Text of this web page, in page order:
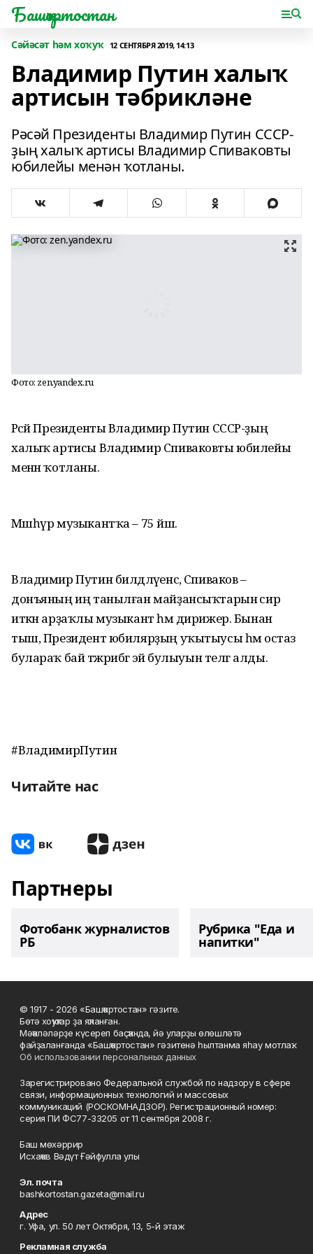
Башҡортостан
Сәйәсәт һәм хоҡуҡ 12 СЕНТЯБРЯ 2019, 14:13
Владимир Путин халыҡ
артисын тәбрикләне
Рәсәй Президенты Владимир Путин СССР-
ҙың халыҡ артисы Владимир Спиваковты
юбилейы менән ҡотланы.
Фото: zen.yandex.ru
Рәсәй Президенты Владимир Путин СССР-ҙың
халыҡ артисы Владимир Спиваковты юбилейы
менән ҡотланы.
Мәшһүр музыкантҡа – 75 йәш.
Владимир Путин билдәләүенсә, Спиваков –
донъяның иң танылған майҙансыҡтарын әсир
иткән арҙаҡлы музыкант һәм дирижер. Бынан
тыш, Президент юбилярҙың уҡытыусы һәм остаз
булараҡ бай тәжрибәгә эйә булыуын телгә алды.
#ВладимирПутин
Читайте нас
Партнеры
Фотобанк журналистов
РБ
Рубрика "Еда и
напитки"
© 1917 - 2026 «Башҡортостан» гәзите.
Бөтә хоҡуҡтар ҙа яҡланған.
Мәҡәләләрҙе күсереп баҫҡанда, йә уларҙы өлөшләтә
файҙаланғанда «Башҡортостан» гәзитенә һылтанма яһау мотлаҡ.
Об использовании персональных данных
Зарегистрировано Федеральной службой по надзору в сфере
связи, информационных технологий и массовых
коммуникаций (РОСКОМНАДЗОР). Регистрационный номер:
серия ПИ ФС77-33205 от 11 сентября 2008 г.
Баш мөхәррир
Исхаҡов Вәдүт Ғәйфулла улы
Эл. почта
bashkortostan.gazeta@mail.ru
Адрес
г. Уфа, ул. 50 лет Октября, 13, 5-й этаж
Рекламная служба